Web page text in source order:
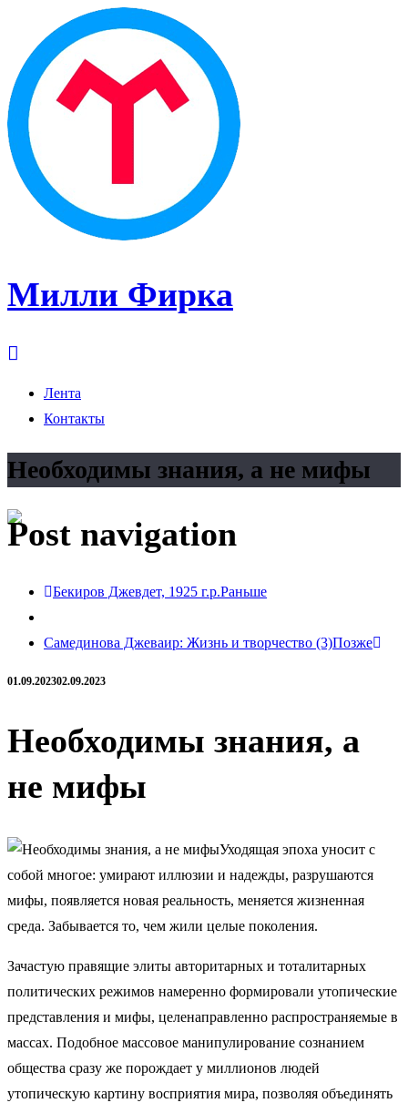
Милли Фирка
Лента
Контакты
Необходимы знания, а не мифы
Post navigation
Бекиров Джевдет, 1925 г.р.Раньше
Самединова Джеваир: Жизнь и творчество (3)Позже
01.09.202302.09.2023
Необходимы знания, а
не мифы
Уходящая эпоха уносит с
собой многое: умирают иллюзии и надежды, разрушаются
мифы, появляется новая реальность, меняется жизненная
среда. Забывается то, чем жили целые поколения.
Зачастую правящие элиты авторитарных и тоталитарных
политических режимов намеренно формировали утопические
представления и мифы, целенаправленно распространяемые в
массах. Подобное массовое манипулирование сознанием
общества сразу же порождает у миллионов людей
утопическую картину восприятия мира, позволяя объединять